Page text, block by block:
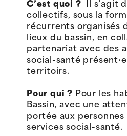
C’est quoi ?
Il s’agit
collectifs, sous la
récurrents organisés
lieux du bassin, en
partenariat avec des
social-santé
territoirs.
Pour qui ? Pour les
Bassin, avec une
portée aux personnes
services social-santé.